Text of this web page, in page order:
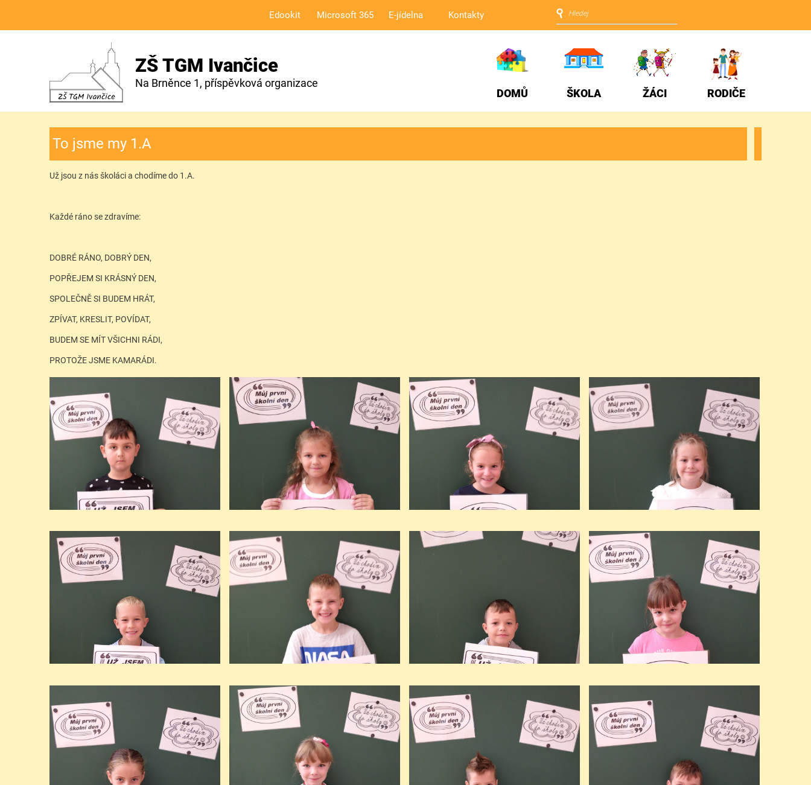
Edookit Microsoft 365 E-jídelna Kontakty
ZŠ TGM Ivančice
Na Brněnce 1, příspěvková organizace
DOMŮ
ŠKOLA ŽÁCI RODIČE
To jsme my 1.A
Už jsou z nás školáci a chodíme do 1.A.
Každé ráno se zdravíme:
DOBRÉ RÁNO, DOBRÝ DEN,
POPŘEJEM SI KRÁSNÝ DEN,
SPOLEČNĚ SI BUDEM HRÁT,
ZPÍVAT, KRESLIT, POVÍDAT,
BUDEM SE MÍT VŠICHNI RÁDI,
PROTOŽE JSME KAMARÁDI.